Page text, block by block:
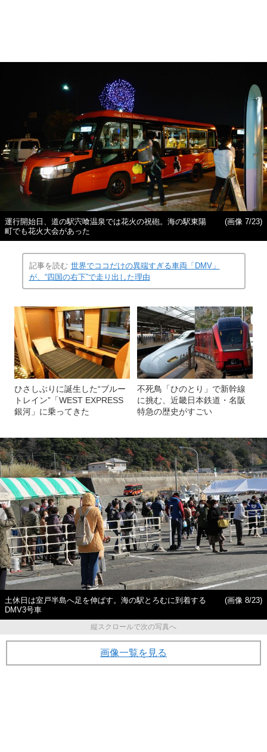
運行開始日、道の駅宍喰温泉では花火の祝砲。海の駅東陽
町でも花火大会があった
(画像 7/23)
記事を読む 世界でココだけの異端すぎる車両「DMV」
が、“四国の右下”で走り出した理由
ひさしぶりに誕生した“ブルー
トレイン”「WEST EXPRESS
銀河」に乗ってきた
不死鳥「ひのとり」で新幹線
に挑む、近畿日本鉄道・名阪
特急の歴史がすごい
土休日は室戸半島へ足を伸ばす。海の駅とろむに到着する
DMV3号車
(画像 8/23)
縦スクロールで次の写真へ
画像一覧を見る